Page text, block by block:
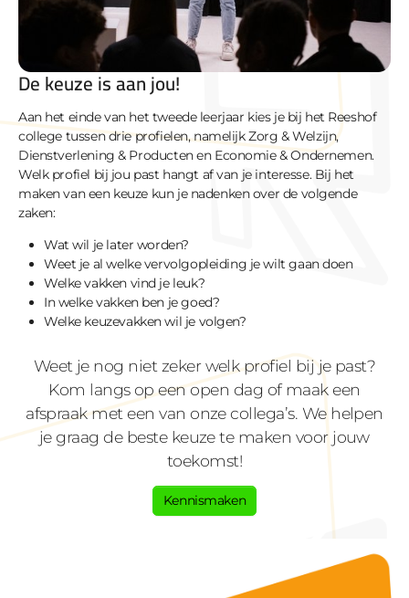
De keuze is aan jou!
Aan het einde van het tweede leerjaar kies je bij het Reeshof
college tussen drie profielen, namelijk Zorg & Welzijn,
Dienstverlening & Producten en Economie & Ondernemen.
Welk profiel bij jou past hangt af van je interesse. Bij het
maken van een keuze kun je nadenken over de volgende
zaken:
Wat wil je later worden?
Weet je al welke vervolgopleiding je wilt gaan doen
Welke vakken vind je leuk?
In welke vakken ben je goed?
Welke keuzevakken wil je volgen?
Weet je nog niet zeker welk profiel bij je past?
Kom langs op een open dag of maak een
afspraak met een van onze collega’s. We helpen
je graag de beste keuze te maken voor jouw
toekomst!
Kennismaken